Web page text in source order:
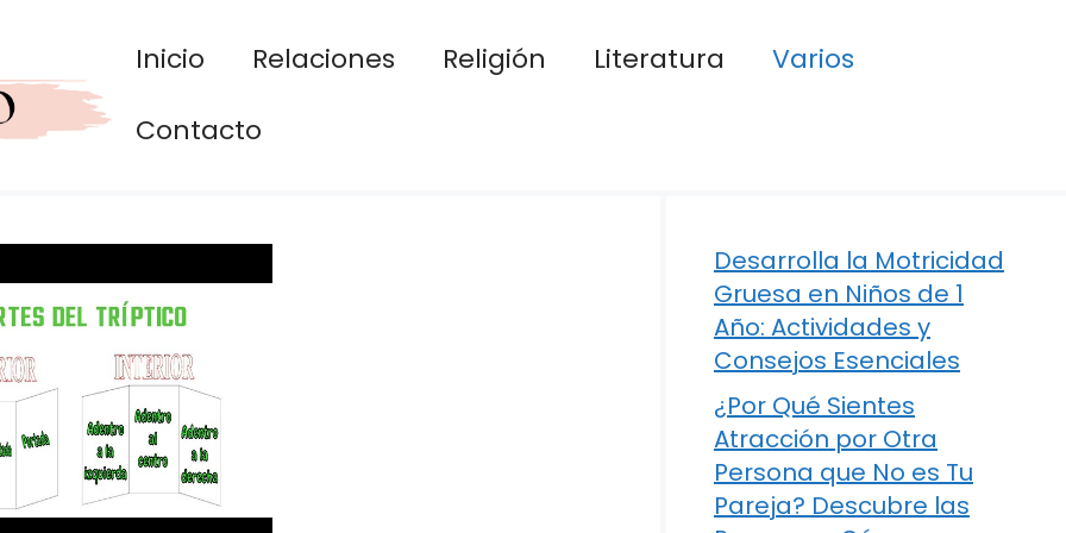
Inicio Relaciones Religión Literatura
Varios
Contacto
Desarrolla la Motricidad
Gruesa en Niños de 1
Año: Actividades y
Consejos Esenciales
¿Por Qué Sientes
Atracción por Otra
Persona que No es Tu
Pareja? Descubre las